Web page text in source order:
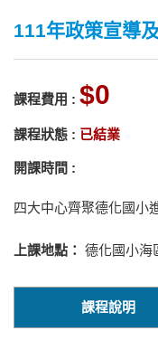
111年政策宣導
課程費用 : 0
課程狀態 : 已結業
開課時間 :
四大中心齊聚德化國小
上課地點： 德化國小海
課程說明